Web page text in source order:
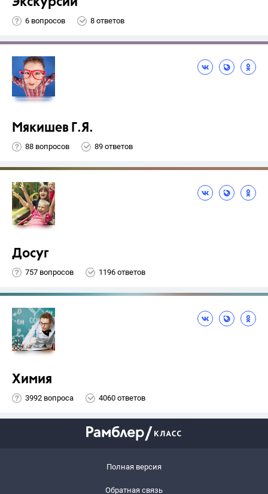
6 вопросов 8 ответов
Мякишев Г.Я.
88 вопросов 89 ответов
Досуг
757 вопросов 1196 ответов
Химия
3992 вопроса 4060 ответов
Полная версия
Обратная связь